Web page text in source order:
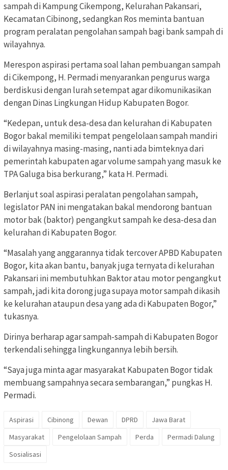
sampah di Kampung Cikempong, Kelurahan Pakansari,
Kecamatan Cibinong, sedangkan Ros meminta bantuan
program peralatan pengolahan sampah bagi bank sampah di
wilayahnya.
Merespon aspirasi pertama soal lahan pembuangan sampah
di Cikempong, H. Permadi menyarankan pengurus warga
berdiskusi dengan lurah setempat agar dikomunikasikan
dengan Dinas Lingkungan Hidup Kabupaten Bogor.
“Kedepan, untuk desa-desa dan kelurahan di Kabupaten
Bogor bakal memiliki tempat pengelolaan sampah mandiri
di wilayahnya masing-masing, nanti ada bimteknya dari
pemerintah kabupaten agar volume sampah yang masuk ke
TPA Galuga bisa berkurang,” kata H. Permadi.
Berlanjut soal aspirasi peralatan pengolahan sampah,
legislator PAN ini mengatakan bakal mendorong bantuan
motor bak (baktor) pengangkut sampah ke desa-desa dan
kelurahan di Kabupaten Bogor.
“Masalah yang anggarannya tidak tercover APBD Kabupaten
Bogor, kita akan bantu, banyak juga ternyata di kelurahan
Pakansari ini membutuhkan Baktor atau motor pengangkut
sampah, jadi kita dorong juga supaya motor sampah dikasih
ke kelurahan ataupun desa yang ada di Kabupaten Bogor,”
tukasnya.
Dirinya berharap agar sampah-sampah di Kabupaten Bogor
terkendali sehingga lingkungannya lebih bersih.
“Saya juga minta agar masyarakat Kabupaten Bogor tidak
membuang sampahnya secara sembarangan,” pungkas H.
Permadi.
Aspirasi Cibinong Dewan DPRD
Jawa Barat
Masyarakat
Pengelolaan Sampah Perda
Permadi Dalung
Sosialisasi